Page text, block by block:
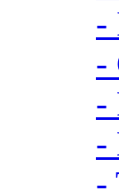
-
-
-
-
-